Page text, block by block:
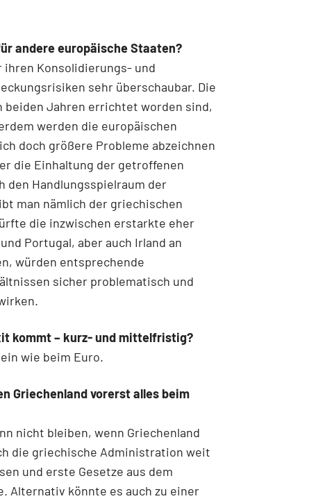
andere europäische Staaten?
ihren Konsolidierungs- und
sehr überschaubar. Die
beiden Jahren errichtet worden sind,
werden die europäischen
doch größere Probleme abzeichnen
die Einhaltung der getroffenen
den Handlungsspielraum der
man nämlich der griechischen
die inzwischen erstarkte eher
Portugal, aber auch Irland an
würden entsprechende
sicher problematisch und
kommt – kurz- und mittelfristig?
wie beim Euro.
Griechenland vorerst alles beim
nicht bleiben, wenn Griechenland
die griechische Administration weit
und erste Gesetze aus dem
Alternativ könnte es auch zu einer